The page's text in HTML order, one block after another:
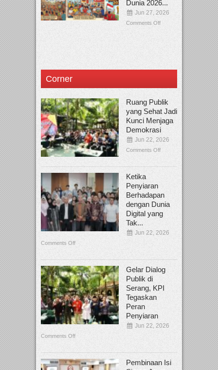
Dunia 2026...
Jun 27, 2026
Comments Off
Corner
Ruang Publik
yang Sehat Jadi
Kunci Menjaga
Demokrasi
Jun 22, 2026
Comments Off
Ketika
Penyiaran
Berhadapan
dengan Dunia
Digital yang
Tak...
Jun 22, 2026
Comments Off
Gelar Dialog
Publik di
Serang, KPI
Tegaskan
Peran
Penyiaran
Jun 22, 2026
Comments Off
Pembinaan Isi